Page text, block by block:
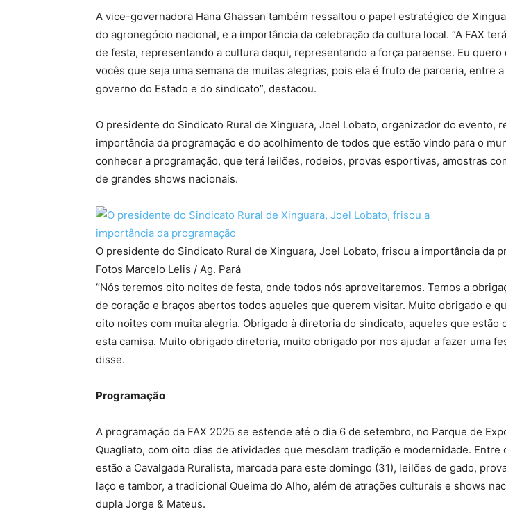
A vice-governadora Hana Ghassan também ressaltou o papel estratégico de
do agronegócio nacional, e a importância da celebração da cultura local. “A FAX
de festa, representando a cultura daqui, representando a força paraense. Eu quero
vocês que seja uma semana de muitas alegrias, pois ela é fruto de parceria, entre
governo do Estado e do sindicato”, destacou.
O presidente do Sindicato Rural de Xinguara, Joel Lobato, organizador do evento,
importância da programação e do acolhimento de todos que estão vindo para o
conhecer a programação, que terá leilões, rodeios, provas esportivas, amostras
de grandes shows nacionais.
O presidente do Sindicato Rural de Xinguara, Joel Lobato, frisou a importância da
Fotos Marcelo Lelis / Ag. Pará
“Nós teremos oito noites de festa, onde todos nós aproveitaremos. Temos a
de coração e braços abertos todos aqueles que querem visitar. Muito obrigado e
oito noites com muita alegria. Obrigado à diretoria do sindicato, aqueles que estão
esta camisa. Muito obrigado diretoria, muito obrigado por nos ajudar a fazer uma
disse.
Programação
A programação da FAX 2025 se estende até o dia 6 de setembro, no Parque de
Quagliato, com oito dias de atividades que mesclam tradição e modernidade. Entre
estão a Cavalgada Ruralista, marcada para este domingo (31), leilões de gado,
laço e tambor, a tradicional Queima do Alho, além de atrações culturais e shows
dupla Jorge & Mateus.